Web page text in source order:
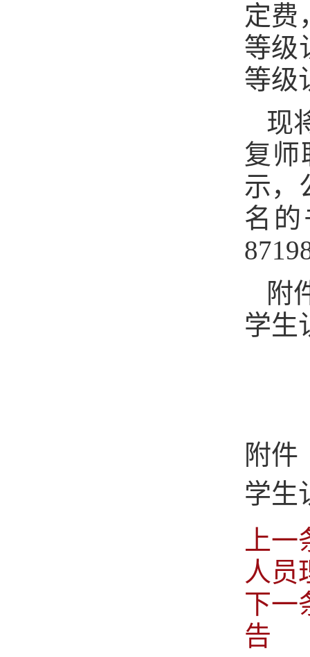
定费
等级
等级
现
复师
示，
名
附
学生
附件
学生
上
人员
下一
告